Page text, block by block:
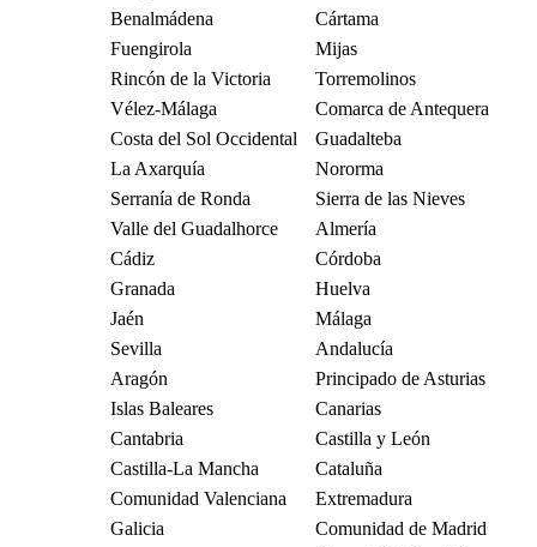
Benalmádena
Cártama
Fuengirola
Mijas
Rincón de la Victoria
Torremolinos
Vélez-Málaga
Comarca de Antequera
Costa del Sol Occidental
Guadalteba
La Axarquía
Nororma
Serranía de Ronda
Sierra de las Nieves
Valle del Guadalhorce
Almería
Cádiz
Córdoba
Granada
Huelva
Jaén
Málaga
Sevilla
Andalucía
Aragón
Principado de Asturias
Islas Baleares
Canarias
Cantabria
Castilla y León
Castilla-La Mancha
Cataluña
Comunidad Valenciana
Extremadura
Galicia
Comunidad de Madrid